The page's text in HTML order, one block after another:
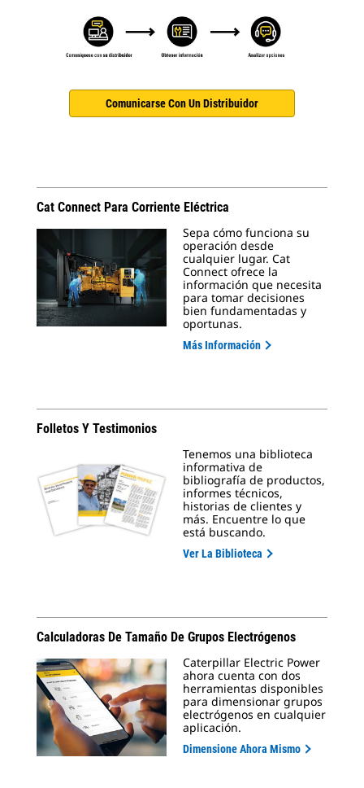
Comunicarse Con Un Distribuidor
Cat Connect Para Corriente Eléctrica
Sepa cómo funciona su
operación desde
cualquier lugar. Cat
Connect ofrece la
información que necesita
para tomar decisiones
bien fundamentadas y
oportunas.
Más Información
Folletos Y Testimonios
Tenemos una biblioteca
informativa de
bibliografía de productos,
informes técnicos,
historias de clientes y
más. Encuentre lo que
está buscando.
Ver La Biblioteca
Calculadoras De Tamaño De Grupos Electrógenos
Caterpillar Electric Power
ahora cuenta con dos
herramientas disponibles
para dimensionar grupos
electrógenos en cualquier
aplicación.
Dimensione Ahora Mismo